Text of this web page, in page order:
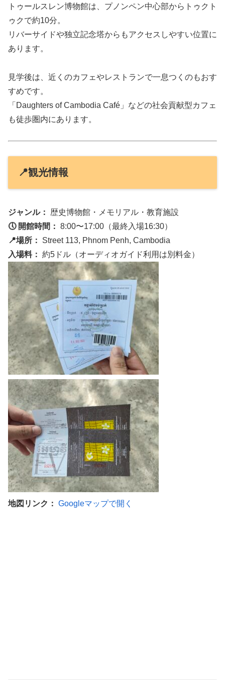
トゥールスレン博物館は、プノンペン中心部からトゥクト
ゥクで約10分。
リバーサイドや独立記念塔からもアクセスしやすい位置に
あります。
見学後は、近くのカフェやレストランで一息つくのもおす
すめです。
「Daughters of Cambodia Café」などの社会貢献型カフェ
も徒歩圏内にあります。
📍観光情報
ジャンル：
歴史博物館・メモリアル・教育施設
🕔 開館時間： 8:00〜17:00（最終入場16:30）
📍場所：
Street 113, Phnom Penh, Cambodia
入場料： 約5ドル（オーディオガイド利用は別料金）
地図リンク： Googleマップで開く